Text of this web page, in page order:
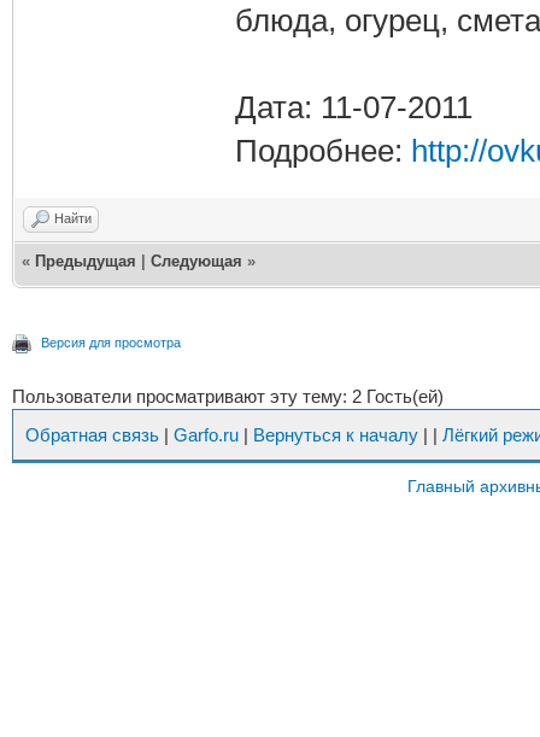
блюда, огурец,
Дата: 11-07-2011
Подробнее: http://
Найти
« Предыдущая Следующая »
Версия для просмотра
Пользователи просматривают эту тему: 2 Гость(ей)
Обратная связь | Garfo.ru | Вернуться к началу | | Лёгкий
Главный